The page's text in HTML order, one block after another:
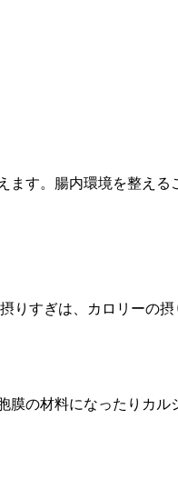
す。腸内環境を整え
りすぎは、カロリーの
の材料になったりカ